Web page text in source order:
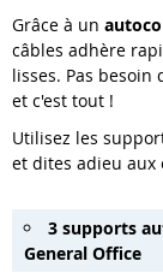
Grâce à un
câbles adhère
lisses. Pas
et c'est tout !
Utilisez les
et dites adieu aux
3 supports
General Office